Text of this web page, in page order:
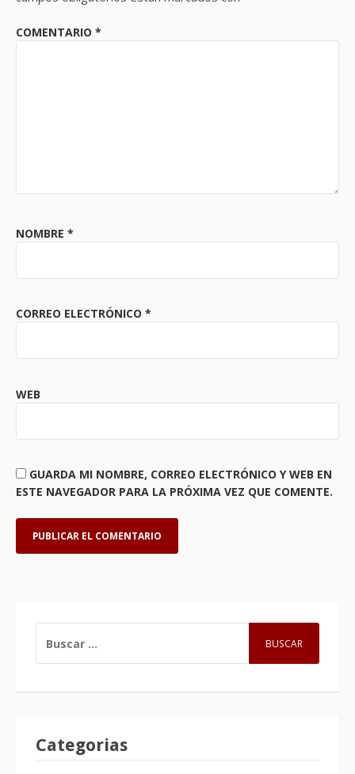
COMENTARIO *
NOMBRE *
CORREO ELECTRÓNICO *
WEB
GUARDA MI NOMBRE, CORREO ELECTRÓNICO Y WEB EN
ESTE NAVEGADOR PARA LA PRÓXIMA VEZ QUE COMENTE.
Categorias